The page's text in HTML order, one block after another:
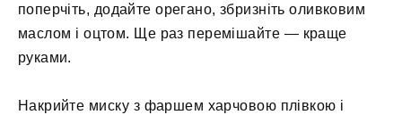
поперчіть, додайте орегано, збризніть оливковим
маслом і оцтом. Ще раз перемішайте — краще
руками.
Накрийте миску з фаршем харчовою плівкою і